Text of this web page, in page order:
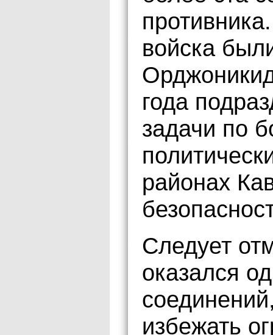
войска
года
задачи по
районах
Следует
оказался
избежать